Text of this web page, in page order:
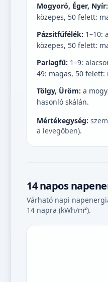
Mogyoró, Éger, Nyír:
közepes, 50 felett:
Pázsitfűfélék: 1–10:
közepes, 50 felett:
Parlagfű: 1–9:
49: magas, 50 felett:
Tölgy, Üröm: a
hasonló skálán.
Mértékegység:
a levegőben).
14 napos
Várható napi
14 napra (kWh/m²).